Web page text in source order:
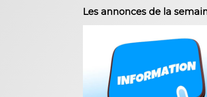
Les annonces de la